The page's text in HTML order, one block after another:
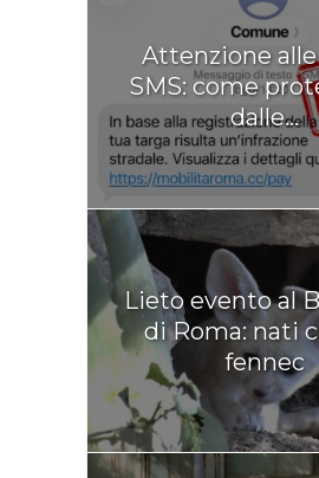
Attenzione
SMS: come
dalle...
Lieto evento al
di Roma: nati
fennec